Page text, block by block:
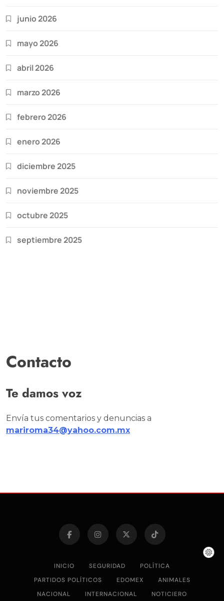
junio 2026
mayo 2026
abril 2026
marzo 2026
febrero 2026
enero 2026
diciembre 2025
noviembre 2025
octubre 2025
septiembre 2025
Contacto
Te damos voz
Envía tus comentarios y denuncias a
mariroma34@yahoo.com.mx
INICIO SEGURIDAD
POLÍTICA
PARTIDOS POLÍTICOS
EDOMEX
ANIMALES
NACIONAL
INTERNACIONAL NOTICIERO